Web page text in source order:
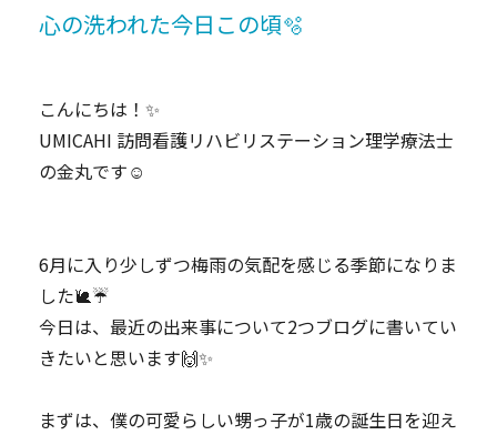
心の洗われた今日この頃🫧‪
こんにちは！✨
UMICAHI 訪問看護リハビリステーション理学療法士
の金丸です☺
6月に入り少しずつ梅雨の気配を感じる季節になりま
した🐌☔️
​今日は、最近の出来事について2つブログに書いてい
きたいと思います🙌✨
まずは、僕の可愛らしい甥っ子が1歳の誕生日を迎え